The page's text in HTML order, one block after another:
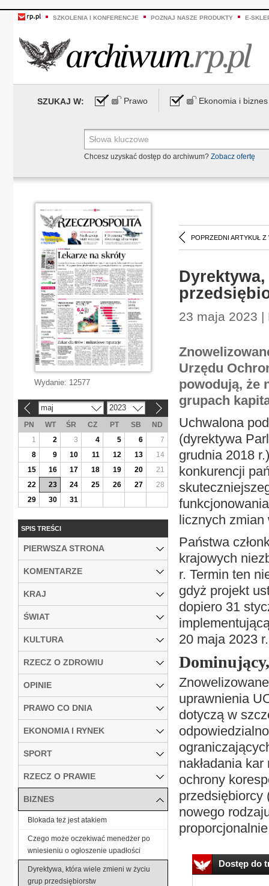
SZKOLENIA I KONFERENCJE POZNAJ NASZE PRODUKTY E-
SZUKAJ W: Prawo Ekonomia i biznes
Chcesz uzyskać dostęp do archiwum? Zobacz ofertę
POPRZEDNI ARTYKUŁ Z
23 maja 2023 |
Urzędu
powodują, że
grupach
Uchwalona
(dyrektywa
grudnia 2018
konkurencji
licznych zmian
Państwa
krajowych
r. Termin ten
gdyż projekt
dopiero 31
20 maja 2023 r.
uprawnienia
dotyczą w
nakładania
ochrony
przedsiębiorcy
nowego
Dostęp do
Wydanie: 12577
maj 2023
PN WT ŚR CZ PT SB
ND
1
2 3 4 5 6
7
8
9 10 11 12 13
14
15
16 17 18 19 20
21
22
23 24 25 26 27
28
29
30 31
SPIS TREŚCI
PIERWSZA STRONA
KOMENTARZE
KRAJ
ŚWIAT
KULTURA
RZECZ O ZDROWIU
OPINIE
PRAWO CO DNIA
EKONOMIA I RYNEK
SPORT
RZECZ O PRAWIE
BIZNES
Blokada też jest atakiem
Czego może oczekiwać menedżer po
wniesieniu o ogłoszenie upadłości
Dyrektywa, która wiele zmieni w życiu
grup przedsiębiorstw